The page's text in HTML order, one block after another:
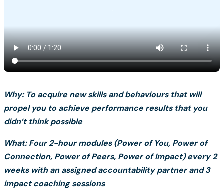
Why: To acquire new skills and behaviours that will
propel you to achieve performance results that you
didn’t think possible
What: Four 2-hour modules (Power of You, Power of
Connection, Power of Peers, Power of Impact) every 2
weeks with an assigned accountability partner and 3
impact coaching sessions